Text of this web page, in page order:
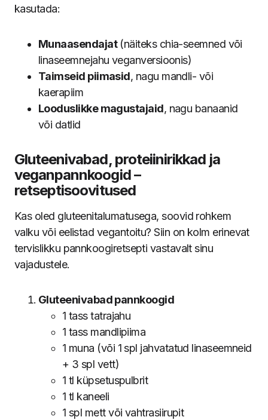
kasutada:
Munaasendajat(näiteks chia-seemned või
linaseemnejahu veganversioonis)
Taimseid piimasid, nagu mandli- või
kaerapiim
Looduslikke magustajaid, nagu banaanid
või datlid
Gluteenivabad, proteiinirikkad ja
veganpannkoogid –
retseptisoovitused
Kas oled gluteenitalumatusega, soovid rohkem
valku või eelistad vegantoitu? Siin on kolm erinevat
tervislikku pannkoogiretsepti vastavalt sinu
vajadustele.
Gluteenivabad pannkoogid
1 tass tatrajahu
1 tass mandlipiima
1 muna (või 1 spl jahvatatud linaseemneid
+ 3 spl vett)
1 tl küpsetuspulbrit
1 tl kaneeli
1 spl mett või vahtrasiirupit